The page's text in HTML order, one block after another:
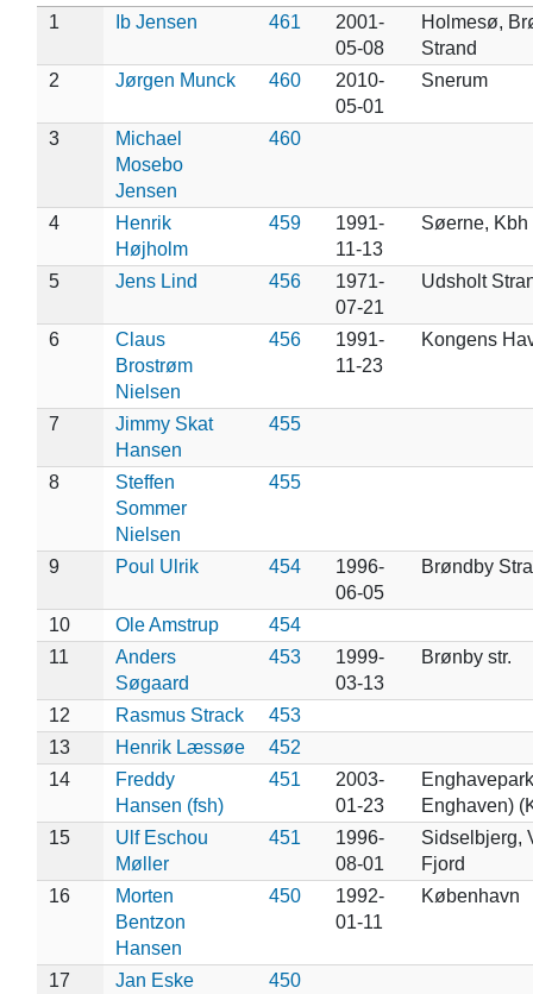
1 Ib Jensen 461
2001-
05-08
Holmesø,
Strand
2
Jørgen Munck 460
2010-
05-01
Snerum
3
Michael
Mosebo
Jensen
460
4
Henrik
Højholm
459
1991-
11-13
Søerne, Kbh
5 Jens Lind 456
1971-
07-21
Udsholt
6
Claus
Brostrøm
Nielsen
456
1991-
11-23
Kongens
7
Jimmy Skat
Hansen
455
8
Steffen
Sommer
Nielsen
455
9 Poul Ulrik 454
1996-
06-05
Brøndby
10 Ole Amstrup
454
11
Anders
Søgaard
453
1999-
03-13
Brønby str.
12 Rasmus Strack
453
13
Henrik Læssøe
452
14
Freddy
Hansen (fsh)
451
2003-
01-23
Enghaven)
15
Ulf Eschou
Møller
451
1996-
08-01
Sidselbjerg,
Fjord
16
Morten
Bentzon
Hansen
450
1992-
01-11
København
17
Jan Eske
450